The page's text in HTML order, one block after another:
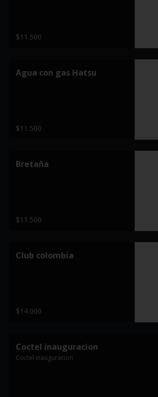
$11.500
Agua con gas Hatsu
$11.500
Bretaña
$11.500
Club colombia
$14.000
Coctel inauguracion
Coctel inauguracion